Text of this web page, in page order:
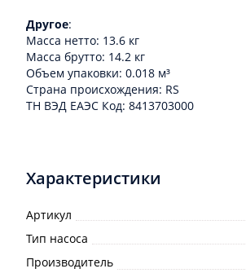
Другое:
Масса нетто: 13.6 кг
Масса брутто: 14.2 кг
Объем упаковки: 0.018 м³
Cтрана происхождения: RS
ТН ВЭД ЕАЭС Код: 8413703000
Характеристики
Артикул
Тип насоса
Производитель